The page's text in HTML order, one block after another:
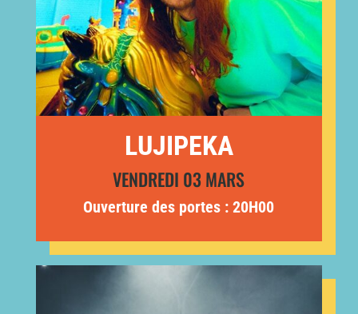
LUJIPEKA
VENDREDI 03 MARS
Ouverture des portes : 20H00